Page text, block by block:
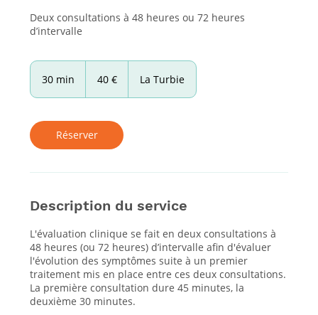
Deux consultations à 48 heures ou 72 heures
d’intervalle
30 min
i
n
40 € La Turbie
Réserver
Description du service
L'évaluation clinique se fait en deux consultations à
48 heures (ou 72 heures) d’intervalle afin d'évaluer
l'évolution des symptômes suite à un premier
traitement mis en place entre ces deux consultations.
La première consultation dure 45 minutes, la
deuxième 30 minutes.